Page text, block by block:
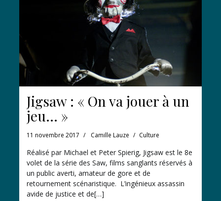
Jigsaw : « On va jouer à un
jeu… »
11 novembre 2017 Camille Lauze Culture
Réalisé par Michael et Peter Spierig, Jigsaw est le 8e
volet de la série des Saw, films sanglants réservés à
un public averti, amateur de gore et de
retournement scénaristique. L’ingénieux assassin
avide de justice et de[…]